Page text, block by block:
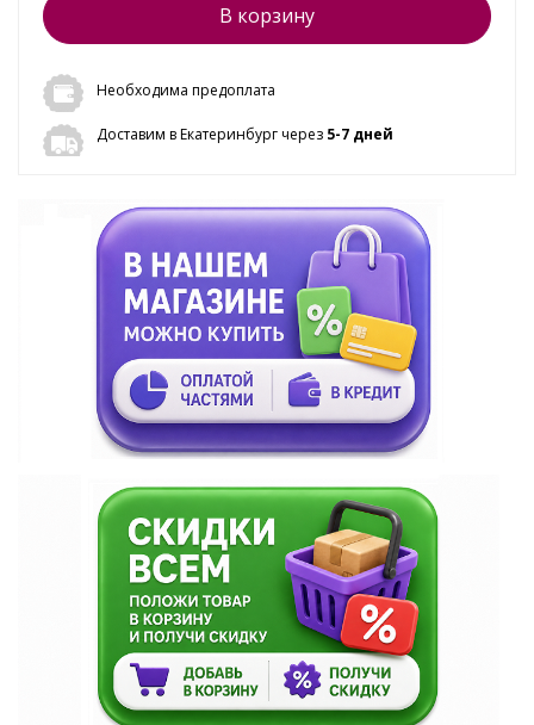
В корзину
Необходима предоплата
Доставим в Екатеринбург через 5-7 дней